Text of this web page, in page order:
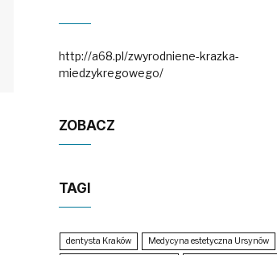
http://a68.pl/zwyrodniene-krazka-
miedzykregowego/
ZOBACZ
TAGI
dentysta Kraków
Medycyna estetyczna Ursynów